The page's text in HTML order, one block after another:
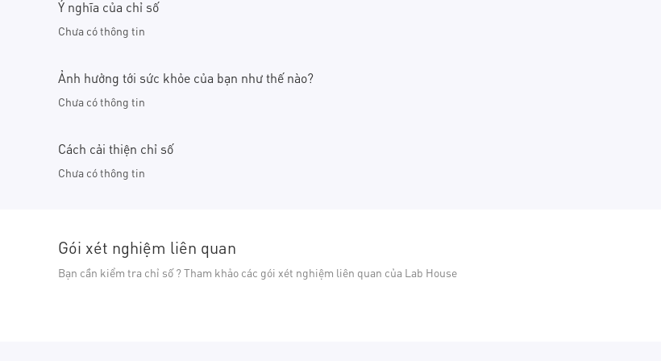
Ý nghĩa của chỉ số
Chưa có thông tin
Ảnh hưởng tới sức khỏe của bạn như thế nào?
Chưa có thông tin
Cách cải thiện chỉ số
Chưa có thông tin
Gói xét nghiệm liên quan
Bạn cần kiểm tra chỉ số ? Tham khảo các gói xét nghiệm liên quan của Lab House